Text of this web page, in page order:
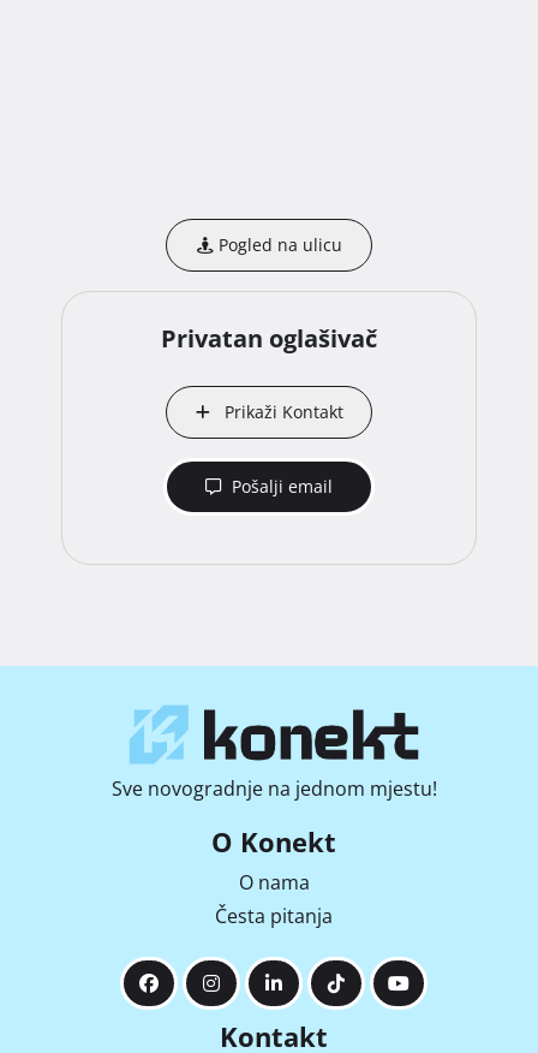
Pogled na ulicu
Privatan oglašivač
Prikaži Kontakt
Pošalji email
Sve novogradnje na jednom mjestu!
O Konekt
O nama
Česta pitanja
Kontakt